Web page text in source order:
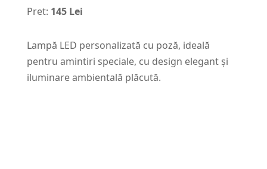
Pret: 145 Lei
Lampă LED personalizată cu poză, ideală
pentru amintiri speciale, cu design elegant și
iluminare ambientală plăcută.